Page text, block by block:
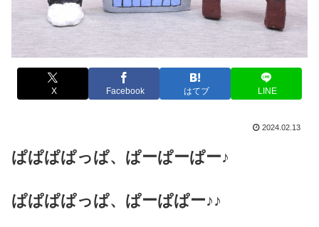
X Facebook はてブ LINE
2024.02.13
ぱぱぱぱっぱ、ぱーぱーぱー♪
ぱぱぱぱっぱ、ぱーぱぱー♪♪